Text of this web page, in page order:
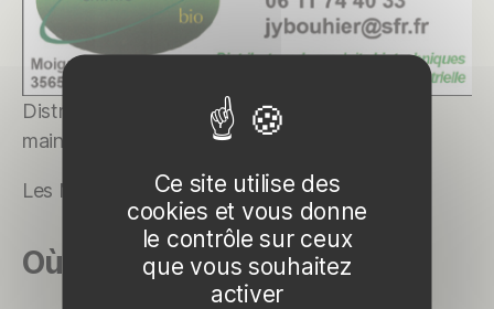
Distributeur de produits biotechniques de
maintenance industrielle
Les Métairies, 35650 Le Rheu
Où les trouver
Ce site utilise des
cookies et vous donne
le contrôle sur ceux
que vous souhaitez
activer